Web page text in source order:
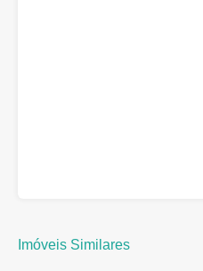
Imóveis Similares